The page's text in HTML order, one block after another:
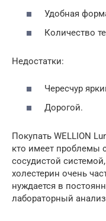
Удобная
Количество
Недостатки:
Чересчур
Дорогой.
Покупать WELLION
кто имеет проблемы
сосудистой
холестерин очень
нуждается в
лабораторный